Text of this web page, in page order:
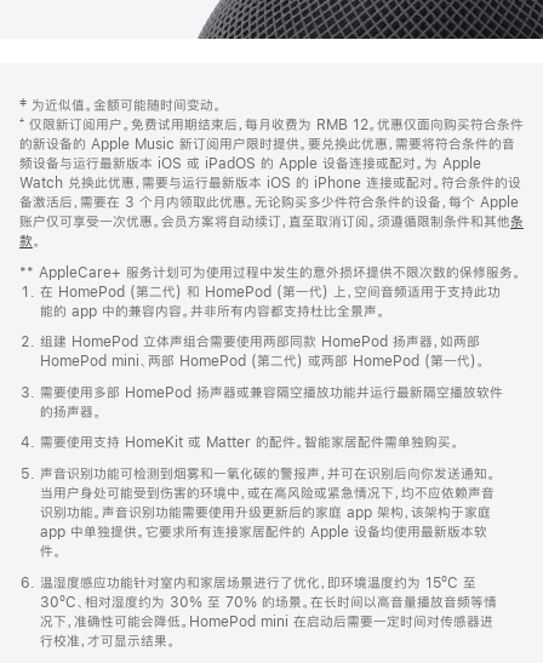
页
页
脚
注
‡ 为近似值。金额可能随时间变动。
⁺ 仅限新订阅用户。免费试用期结束后，每月收费为 RMB 12。优惠仅面向购买符合条件
的新设备的 Apple Music 新订阅用户限时提供。要兑换此优惠，需要将符合条件的音
频设备与运行最新版本 iOS 或 iPadOS 的 Apple 设备连接或配对。为 Apple
Watch 兑换此优惠，需要与运行最新版本 iOS 的 iPhone 连接或配对。符合条件的设
备激活后，需要在 3 个月内领取此优惠。无论购买多少件符合条件的设备，每个 Apple
账户仅可享受一次优惠。会员方案将自动续订，直至取消订阅。须遵循限制条件和其他条
款。
窗
口
中
打
开)
** AppleCare+ 服务计划可为使用过程中发生的意外损坏提供不限次数的保修服务。
在 HomePod (第二代) 和 HomePod (第一代) 上，空间音频适用于支持此功
能的 app 中的兼容内容。并非所有内容都支持杜比全景声。
组建 HomePod 立体声组合需要使用两部同款 HomePod 扬声器，如两部
HomePod mini、两部 HomePod (第二代) 或两部 HomePod (第一代)。
需要使用多部 HomePod 扬声器或兼容隔空播放功能并运行最新隔空播放软件
的扬声器。
需要使用支持 HomeKit 或 Matter 的配件。智能家居配件需单独购买。
声音识别功能可检测到烟雾和一氧化碳的警报声，并可在识别后向你发送通知。
当用户身处可能受到伤害的环境中，或在高风险或紧急情况下，均不应依赖声音
识别功能。声音识别功能需要使用升级更新后的家庭 app 架构，该架构于家庭
app 中单独提供。它要求所有连接家居配件的 Apple 设备均使用最新版本软
件。
温湿度感应功能针对室内和家居场景进行了优化，即环境温度约为 15ºC 至
30ºC、相对湿度约为 30% 至 70% 的场景。在长时间以高音量播放音频等情
况下，准确性可能会降低。HomePod mini 在启动后需要一定时间对传感器进
行校准，才可显示结果。